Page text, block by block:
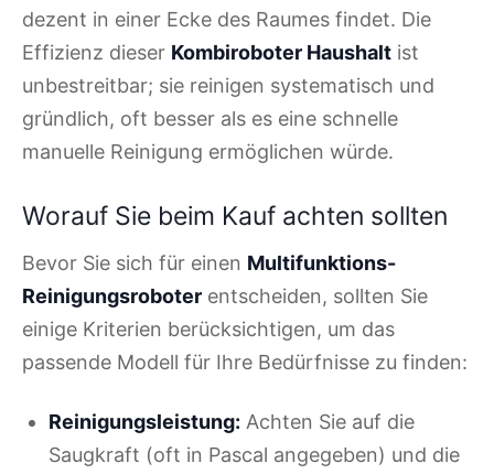
dezent in einer Ecke des Raumes findet. Die
Effizienz dieser Kombiroboter Haushalt ist
unbestreitbar; sie reinigen systematisch und
gründlich, oft besser als es eine schnelle
manuelle Reinigung ermöglichen würde.
Worauf Sie beim Kauf achten sollten
Bevor Sie sich für einen Multifunktions-
Reinigungsroboter entscheiden, sollten Sie
einige Kriterien berücksichtigen, um das
passende Modell für Ihre Bedürfnisse zu finden:
Reinigungsleistung: Achten Sie auf die
Saugkraft (oft in Pascal angegeben) und die